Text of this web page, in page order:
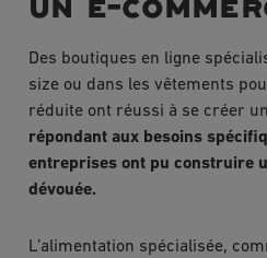
Des boutiques en ligne
size ou dans les vêtements
réduite ont réussi à se créer
répondant aux besoins
entreprises ont pu construire
dévouée.
L’alimentation spécialisée,